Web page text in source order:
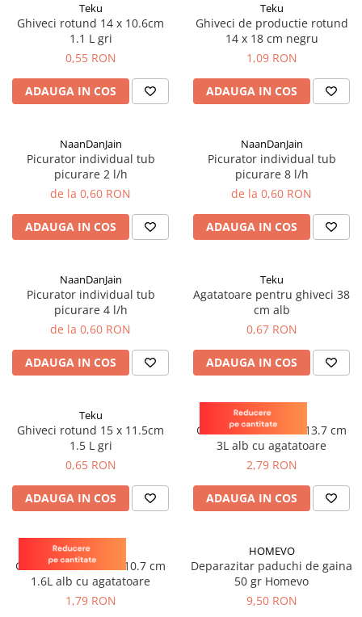
fragute
leustean
Pastarnac
patrunjel
Seminte plante aromatice
Seminte cereale
Porumb
Cereale paioase
Floarea-Soarelui
Seminte si bulbi de flori
Seminte de gazon
Turba si Substraturi
Ingrasaminte
Ingrasaminte BIO
Preparate biologice
Biostimulatori
Ingrasaminte pentru gazon si
plante ornamentale
Teku
Ghiveci rotund 14 x 10.6cm
1.1 L gri
0,55 RON
ADAUGA IN COS
Teku
Ghiveci de productie rotund
14 x 18 cm negru
1,09 RON
ADAUGA IN COS
NaanDanJain
Picurator individual tub
picurare 2 l/h
de la 0,60 RON
ADAUGA IN COS
NaanDanJain
Picurator individual tub
picurare 8 l/h
de la 0,60 RON
ADAUGA IN COS
NaanDanJain
Picurator individual tub
picurare 4 l/h
de la 0,60 RON
ADAUGA IN COS
Teku
Agatatoare pentru ghiveci 38
cm alb
0,67 RON
ADAUGA IN COS
Teku
Ghiveci rotund 15 x 11.5cm
1.5 L gri
0,65 RON
ADAUGA IN COS
Teku
Ghiveci rotund 21 x 13.7 cm
3L alb cu agatatoare
2,79 RON
ADAUGA IN COS
Teku
Ghiveci rotund 17 x 10.7 cm
1.6L alb cu agatatoare
1,79 RON
HOMEVO
Deparazitar paduchi de gaina
50 gr Homevo
9,50 RON